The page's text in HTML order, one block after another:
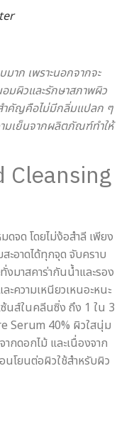
าก เพราะนอกจากจะ
มผิวและรักษาสภาพผิว
ำคัญคือไม่มีกลิ่มแปลก ๆ
ามเย็นจากผลิตภัณฑ์ทำให้
Cleansing
ดจด โดยไม่ง้อสำลี เพียง
ะอาดได้ทุกจุด จับคราบ
งมาสคาร่ากันน้ำและรอง
ความเหนียวเหนอะหนะ
ซ้นส์ในคลีนซิ่ง ถึง 1 ใน 3
Serum 40% ผิวใสนุ่ม
กดอกไม้ และเนื่องจาก
นโยนต่อผิวใช้สำหรับผิว